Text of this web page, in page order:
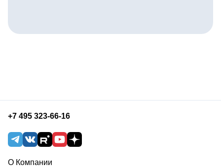
+7 495 323-66-16
О Компании